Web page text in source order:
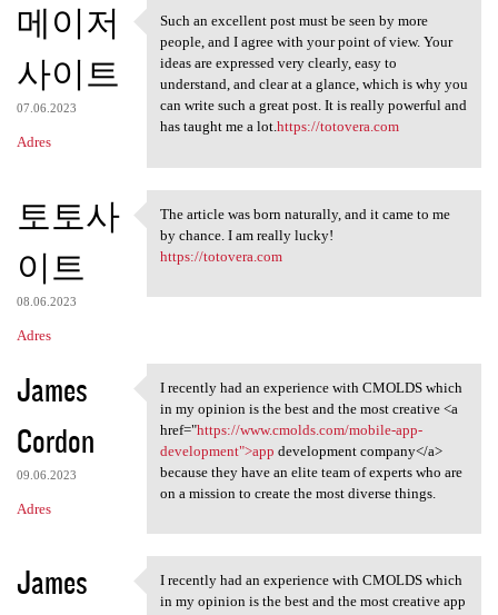
메이저
사이트
07.06.2023
Adres
Such an excellent post must
Such an excellent post must be seen by more
people, and I agree with your point of view. Your
ideas are expressed very clearly, easy to
understand, and clear at a glance, which is why you
can write such a great post. It is really powerful and
has taught me a lot.https://totovera.com
토토사
이트
08.06.2023
Adres
The article was born
The article was born naturally, and it came to me
by chance. I am really lucky!
https://totovera.com
James
Cordon
09.06.2023
Adres
I recently had an experience
I recently had an experience with CMOLDS which
in my opinion is the best and the most creative <a
href="https://www.cmolds.com/mobile-app-
development">app development company</a>
because they have an elite team of experts who are
on a mission to create the most diverse things.
James
I recently had an experience
I recently had an experience with CMOLDS which
in my opinion is the best and the most creative app